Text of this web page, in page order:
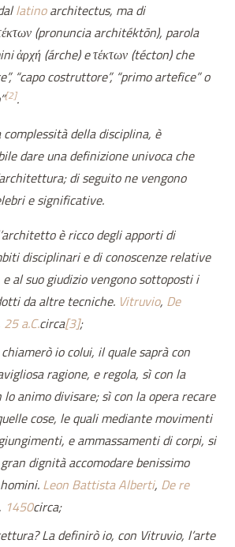
latinoarchitectus, ma di
(pronuncia architéktōn), parola
ἀρχή (árche) e τέκτων (técton) che
“capo costruttore”, “primo artefice” o
[2].
della disciplina, è
dare una definizione univoca che
di seguito ne vengono
e significative.
è ricco degli apporti di
disciplinari e di conoscenze relative
al suo giudizio vengono sottoposti i
da altre tecniche. Vitruvio, De
25 a.C.circa[3];
io colui, il quale saprà con
ragione, e regola, sì con la
lo animo divisare; sì con la opera recare
cose, le quali mediante movimenti
e ammassamenti di corpi, si
dignità accomodare benissimo
Leon Battista Alberti, De re
1450circa;
La definirò io, con Vitruvio, l’arte